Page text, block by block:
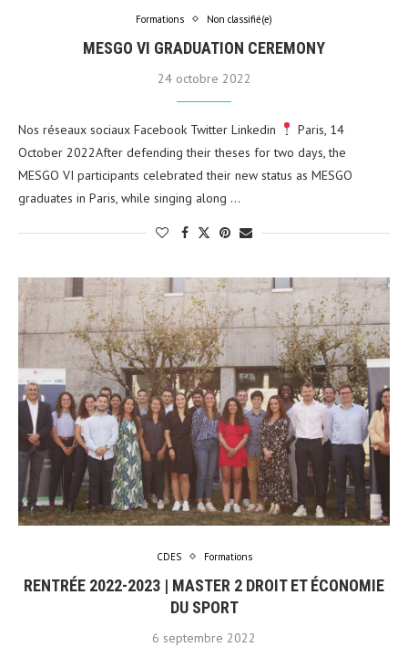
Formations Non classifié(e)
MESGO VI GRADUATION CEREMONY
24 octobre 2022
Nos réseaux sociaux Facebook Twitter Linkedin
Paris, 14
October 2022After defending their theses for two days, the
MESGO VI participants celebrated their new status as MESGO
graduates in Paris, while singing along …
CDES Formations
RENTRÉE 2022-2023 | MASTER 2 DROIT ET ÉCONOMIE
DU SPORT
6 septembre 2022